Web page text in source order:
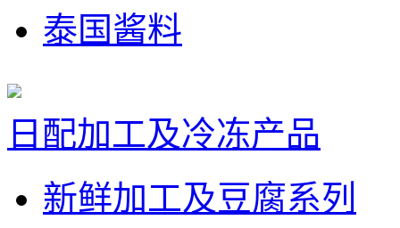
泰国酱料
日配加工及冷冻产品
新鲜加工及豆腐系列